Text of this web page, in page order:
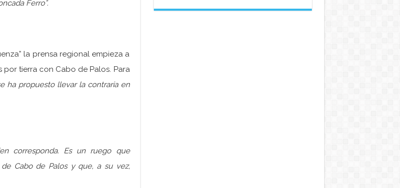
Ferro”.
la prensa regional empieza a
tierra con Cabo de Palos. Para
ha propuesto llevar la contraria en
corresponda. Es un ruego que
Cabo de Palos y que, a su vez,